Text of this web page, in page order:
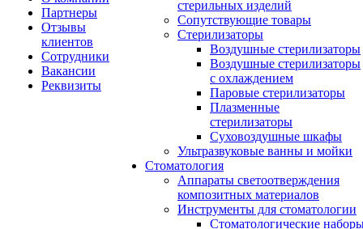
Партнеры
Отзывы
клиентов
Сотрудники
Вакансии
Реквизиты
стерильных изделий
Сопутствующие товары
Стерилизаторы
Воздушные стерилизаторы
Воздушные стерилизаторы
с охлаждением
Паровые стерилизаторы
Плазменные
стерилизаторы
Суховоздушные шкафы
Ультразвуковые ванны и мойки
Стоматология
Аппараты светоотверждения
композитных материалов
Инструменты для стоматологии
Стоматологические